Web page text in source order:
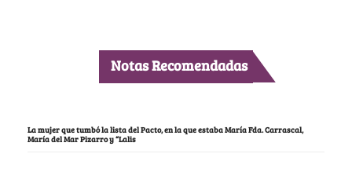
Notas Recomendadas
La mujer que tumbó la lista del Pacto, en la que estaba María Fda. Carrascal,
María del Mar Pizarro y “Lalis